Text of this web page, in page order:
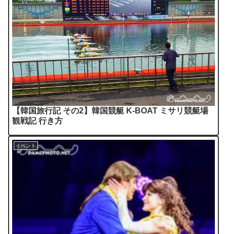
【韓国旅行記 その2】韓国競艇 K-BOAT ミサリ競艇場
観戦記 行き方
イベント